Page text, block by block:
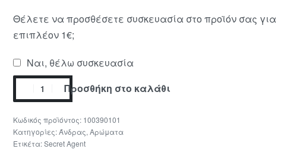
Θέλετε να προσθέσετε συσκευασία στο προϊόν σας για
επιπλέον 1€;
Ναι, θέλω συσκευασία
Προσθήκη στο καλάθι
100390101
Κατηγορίες:Άνδρας, Αρώματα
Ετικέτα:Secret Agent